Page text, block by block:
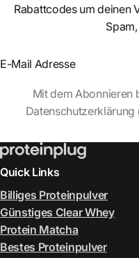
Rabattcodes um deinen
Section
AbschnittMit dem Abonnieren
Datenschutzerklärung
Quick Links
Billiges Proteinpulver
Günstiges Clear Whey
Protein Matcha
Bestes Proteinpulver